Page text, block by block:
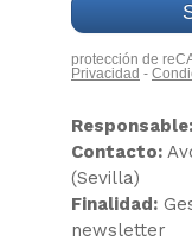
Responsable:
Contacto:
(Sevilla)
Finalidad:
newsletter